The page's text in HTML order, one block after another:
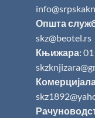
Општа
skz@beotel.rs
Књижара: